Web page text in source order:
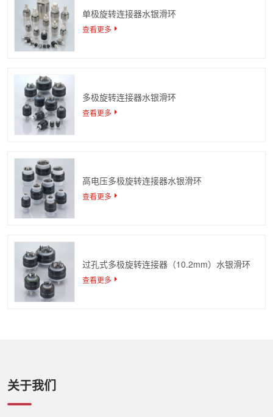
单极旋转连接器水银滑环
查看更多
多极旋转连接器水银滑环
查看更多
高电压多极旋转连接器水银滑环
查看更多
过孔式多极旋转连接器（10.2mm）水银滑环
查看更多
关于我们